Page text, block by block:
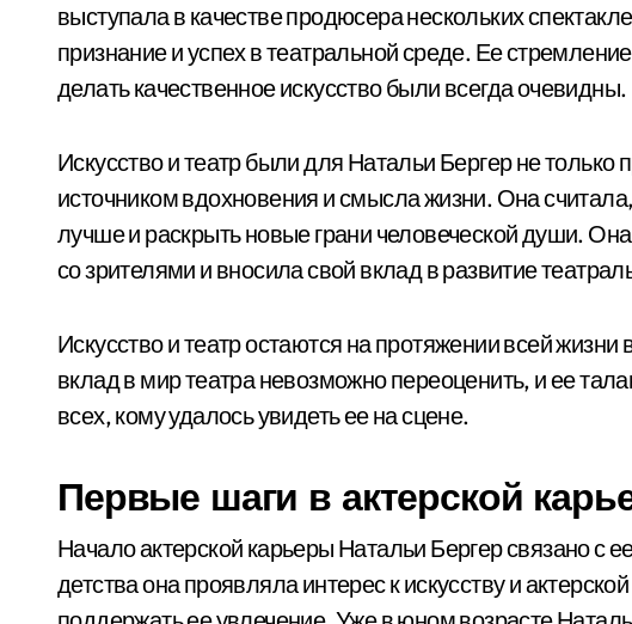
выступала в качестве продюсера нескольких
признание и успех в театральной среде. Ее
делать качественное искусство были всегда очевидны.
Искусство и театр были для Натальи Бергер не
источником вдохновения и смысла жизни. Она
лучше и раскрыть новые грани человеческой души.
со зрителями и вносила свой вклад в развитие
Искусство и театр остаются на протяжении всей
вклад в мир театра невозможно переоценить, и ее
всех, кому удалось увидеть ее на сцене.
Первые шаги в актерской
Начало актерской карьеры Натальи Бергер связано с
детства она проявляла интерес к искусству и